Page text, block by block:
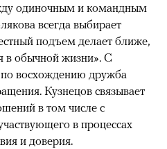
одиночным и командным
всегда выбирает
подъем делает ближе,
в обычной жизни». С
восхождению дружба
Кузнецов связывает
в том числе с
в процессах
и доверия.